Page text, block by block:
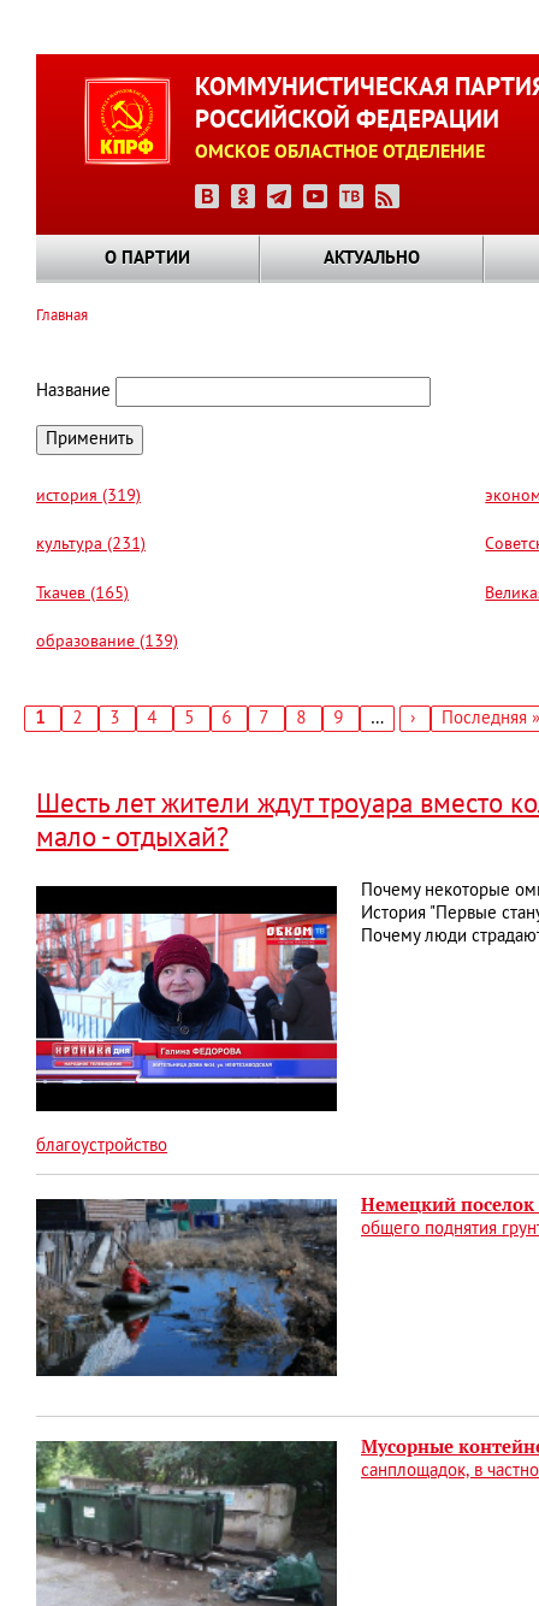
КОММУНИСТИЧЕСКАЯ
РОССИЙСКОЙ ФЕДЕРАЦИИ
ОМСКОЕ ОБЛАСТНОЕ ОТДЕЛЕНИЕ
О ПАРТИИ АКТУАЛЬНО
Главная
Название
история (319)
культура (231)
Ткачев (165)
образование (139)
Текущая
1 Страница
2 Страница
3 Страница
4 Страница
5 Страница
6 Страница
7 Страница
8 Страница
9 …
Следующая
›
Последняя
Последняя »
Шесть лет жители ждут троуара вместо
мало - отдыхай?
Почему некоторые
История "Первые
Почему люди
благоустройство
Немецкий
общего поднятия
Мусорные
санплощадок, в